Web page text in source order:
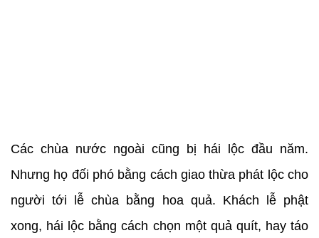
Các chùa nước ngoài cũng bị hái lộc đầu năm.
Nhưng họ đối phó bằng cách giao thừa phát lộc cho
người tới lễ chùa bằng hoa quả. Khách lễ phật
xong, hái lộc bằng cách chọn một quả quít, hay táo